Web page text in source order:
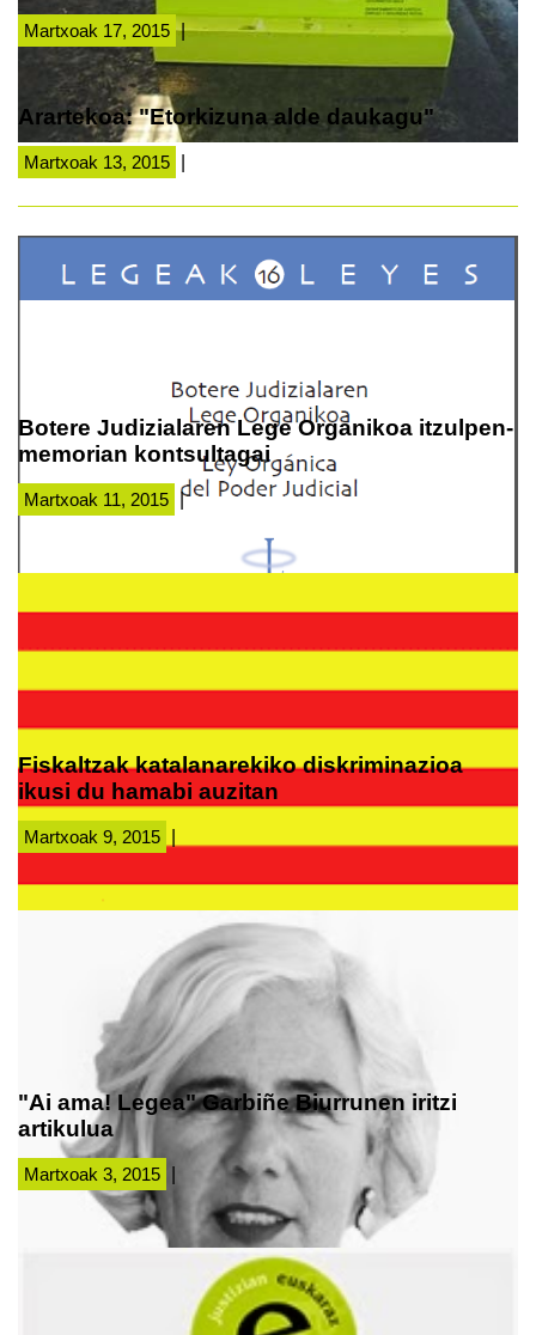
Martxoak 17, 2015 |
Arartekoa: "Etorkizuna alde daukagu"
Martxoak 13, 2015
Botere Judizialaren Lege Organikoa itzulpen-
memorian kontsultagai
Martxoak 11, 2015 |
Fiskaltzak katalanarekiko diskriminazioa
ikusi du hamabi auzitan
Martxoak 9, 2015
"Ai ama! Legea" Garbiñe Biurrunen iritzi
artikulua
Martxoak 3, 2015